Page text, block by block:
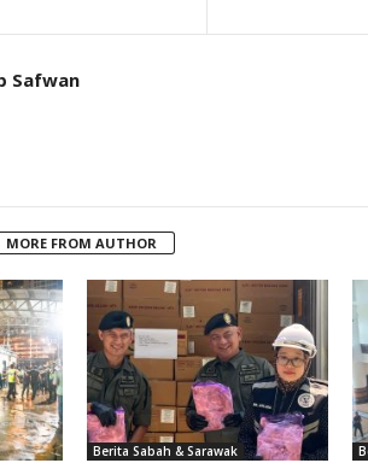
Safwan
MORE FROM AUTHOR
Berita Sabah & Sarawak